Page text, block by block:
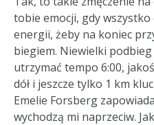
tobie emocji, gdy
energii, żeby na koniec
biegiem. Niewielki
utrzymać tempo 6:00,
dół i jeszcze tylko 1 km
Emelie Forsberg
wychodzą mi naprzeciw.